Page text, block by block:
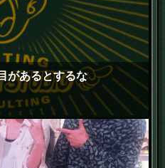
があるとするな